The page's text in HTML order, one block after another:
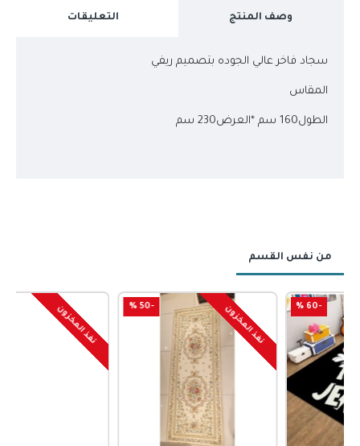
وصف المنتج التعليقات
سجاد فاخر عالي الجوده بتصميم ريفي
المقاس
الطول160 سم *العرض230 سم
من نفس القسم
-50 % نفذ المخزون نفذ المخزون